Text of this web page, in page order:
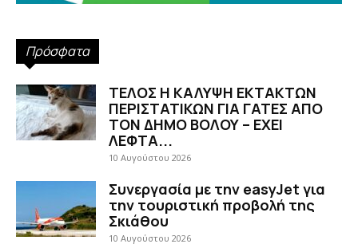
Πρόσφατα
ΤΕΛΟΣ Η ΚΑΛΥΨΗ ΕΚΤΑΚΤΩΝ
ΠΕΡΙΣΤΑΤΙΚΩΝ ΓΙΑ ΓΑΤΕΣ ΑΠΟ
ΤΟΝ ΔΗΜΟ ΒΟΛΟΥ – ΕΧΕΙ
ΛΕΦΤΑ...
10 Αυγούστου 2026
Συνεργασία με την easyJet για
την τουριστική προβολή της
Σκιάθου
10 Αυγούστου 2026